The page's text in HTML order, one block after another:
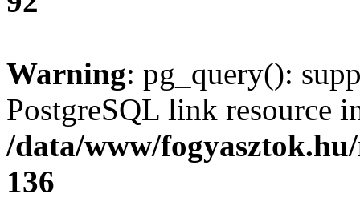
Warning: pg_query():
PostgreSQL link resource
/data/www/
136